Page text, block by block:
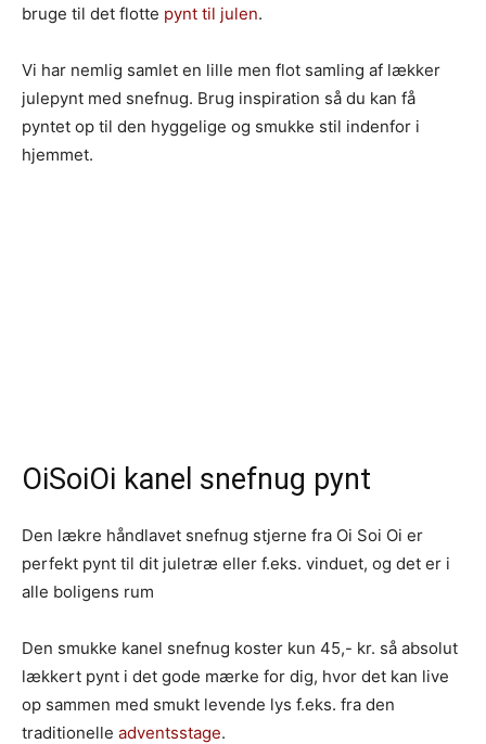
bruge til det flotte pynt til julen.
Vi har nemlig samlet en lille men flot samling af lækker
julepynt med snefnug. Brug inspiration så du kan få
pyntet op til den hyggelige og smukke stil indenfor i
hjemmet.
OiSoiOi kanel snefnug pynt
Den lækre håndlavet snefnug stjerne fra Oi Soi Oi er
perfekt pynt til dit juletræ eller f.eks. vinduet, og det er i
alle boligens rum
Den smukke kanel snefnug koster kun 45,- kr. så absolut
lækkert pynt i det gode mærke for dig, hvor det kan live
op sammen med smukt levende lys f.eks. fra den
traditionelle adventsstage.